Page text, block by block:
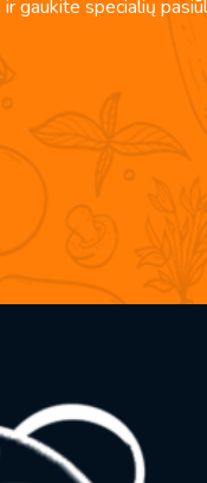
gaukite specialių